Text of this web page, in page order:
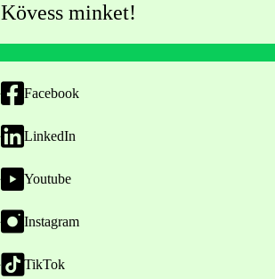
Kövess minket!
Facebook
LinkedIn
Youtube
Instagram
TikTok